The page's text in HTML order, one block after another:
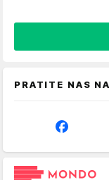
PRATITE NAS NA